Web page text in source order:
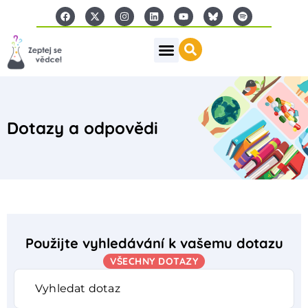
Dotazy a odpovědi
Použijte vyhledávání k vašemu dotazu
VŠECHNY DOTAZY